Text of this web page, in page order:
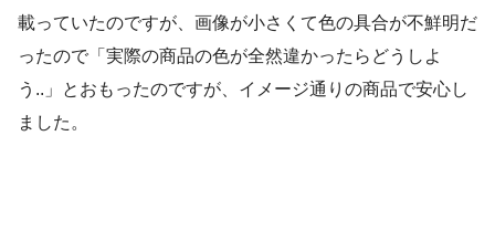
載っていたのですが、画像が小さくて色の具合が不鮮明だ
ったので「実際の商品の色が全然違かったらどうしよ
う..」とおもったのですが、イメージ通りの商品で安心し
ました。